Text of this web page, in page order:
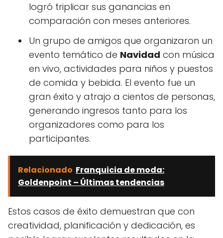
logró triplicar sus ganancias en
comparación con meses anteriores.
Un grupo de amigos que organizaron un
evento temático de Navidad con música
en vivo, actividades para niños y puestos
de comida y bebida. El evento fue un
gran éxito y atrajo a cientos de personas,
generando ingresos tanto para los
organizadores como para los
participantes.
Relacionado Franquicia de moda:
Goldenpoint – Últimas tendencias
Estos casos de éxito demuestran que con
creatividad, planificación y dedicación, es